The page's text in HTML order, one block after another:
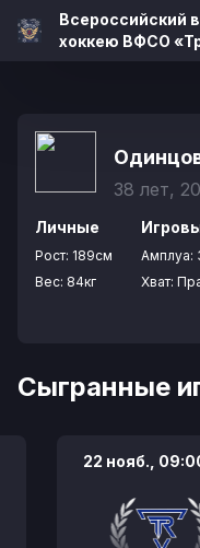
Всероссийский
хоккею ВФСО
38 лет,
Личные
Рост: 189см
Вес: 84кг
Амплуа:
Хват:
Сыгранные
22 нояб.,